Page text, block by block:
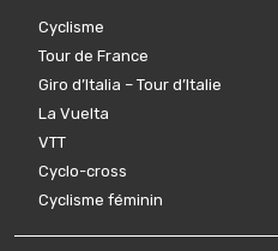
Cyclisme
Tour de France
Giro d’Italia – Tour d’Italie
La Vuelta
VTT
Cyclo-cross
Cyclisme féminin